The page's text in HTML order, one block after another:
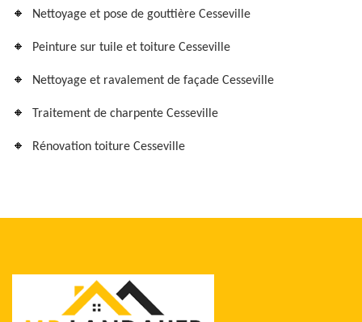
Nettoyage et pose de gouttière Cesseville
Peinture sur tuile et toiture Cesseville
Nettoyage et ravalement de façade Cesseville
Traitement de charpente Cesseville
Rénovation toiture Cesseville